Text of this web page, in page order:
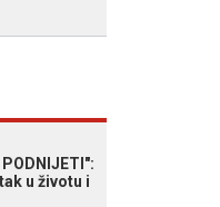
PODNIJETI":
u životu i